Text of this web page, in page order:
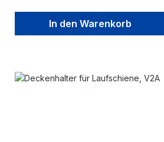
In den Warenkorb